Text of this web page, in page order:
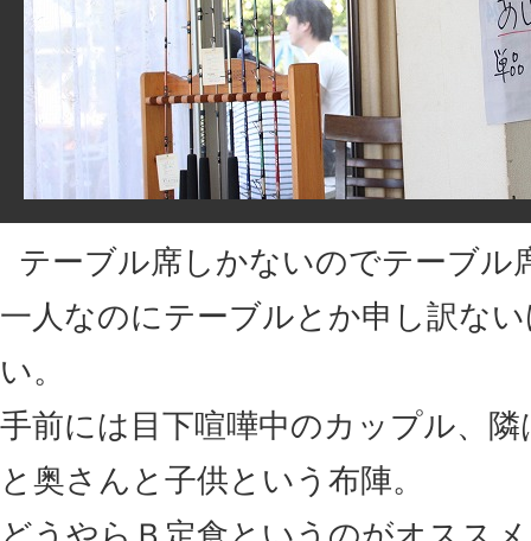
テーブル席しかないのでテーブル
一人なのにテーブルとか申し訳な
い。
手前には目下喧嘩中のカップル、
と奥さんと子供という布陣。